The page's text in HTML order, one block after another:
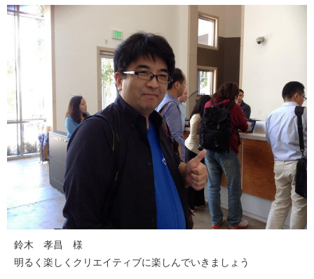
鈴木 孝昌 様
明るく楽しくクリエイティブに楽しんでいきましょう